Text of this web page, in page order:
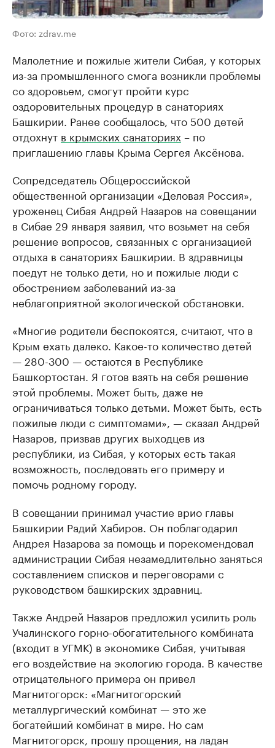
Фото: zdrav.me
Малолетние и пожилые жители Сибая, у которых
из-за промышленного смога возникли проблемы
со здоровьем, смогут пройти курс
оздоровительных процедур в санаториях
Башкирии. Ранее сообщалось, что 500 детей
отдохнут в крымских санаториях – по
приглашению главы Крыма Сергея Аксёнова.
Сопредседатель Общероссийской
общественной организации «Деловая Россия»,
уроженец Сибая Андрей Назаров на совещании
в Сибае 29 января заявил, что возьмет на себя
решение вопросов, связанных с организацией
отдыха в санаториях Башкирии. В здравницы
поедут не только дети, но и пожилые люди с
обострением заболеваний из-за
неблагоприятной экологической обстановки.
«Многие родители беспокоятся, считают, что в
Крым ехать далеко. Какое-то количество детей
— 280-300 — остаются в Республике
Башкортостан. Я готов взять на себя решение
этой проблемы. Может быть, даже не
ограничиваться только детьми. Может быть, есть
пожилые люди с симптомами», — сказал Андрей
Назаров, призвав других выходцев из
республики, из Сибая, у которых есть такая
возможность, последовать его примеру и
помочь родному городу.
В совещании принимал участие врио главы
Башкирии Радий Хабиров. Он поблагодарил
Андрея Назарова за помощь и порекомендовал
администрации Сибая незамедлительно заняться
составлением списков и переговорами с
руководством башкирских здравниц.
Также Андрей Назаров предложил усилить роль
Учалинского горно-обогатительного комбината
(входит в УГМК) в экономике Сибая, учитывая
его воздействие на экологию города. В качестве
отрицательного примера он привел
Магнитогорск: «Магнитогорский
металлургический комбинат — это же
богатейший комбинат в мире. Но сам
Магнитогорск, прошу прощения, на ладан